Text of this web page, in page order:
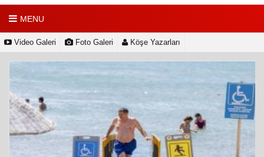
MENU
Video Galeri Foto Galeri Köşe Yazarları